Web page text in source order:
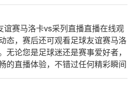
谊赛马洛卡vs采列直播直播在线观
态，赛后还可观看足球友谊赛马洛
无论您是足球迷还是赛事爱好者，
的直播体验，不错过任何精彩瞬间